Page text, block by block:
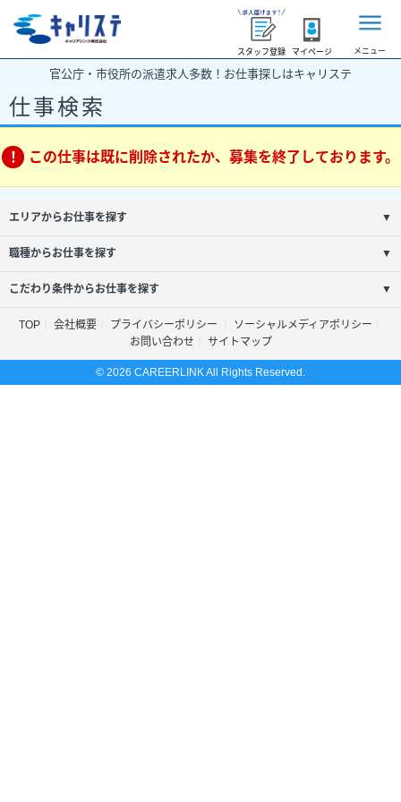
スタッフ登録 マイページ メニュー
官公庁・市役所の派遣求人多数！お仕事探しはキャリステ
仕事検索
この仕事は既に削除されたか、募集を終了しております。
エリアからお仕事を探す ▼
職種からお仕事を探す ▼
こだわり条件からお仕事を探す ▼
TOP 会社概要 プライバシーポリシー
ソーシャルメディアポリシー
お問い合わせ
サイトマップ
© 2026 CAREERLINK All Rights Reserved.